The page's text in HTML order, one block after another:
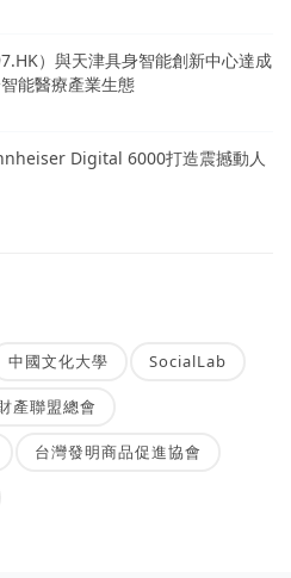
）與天津具身智能創新中心達成
能醫療產業生態
Digital 6000打造震撼動人
中國文化大學 SocialLab
產聯盟總會
台灣發明商品促進協會